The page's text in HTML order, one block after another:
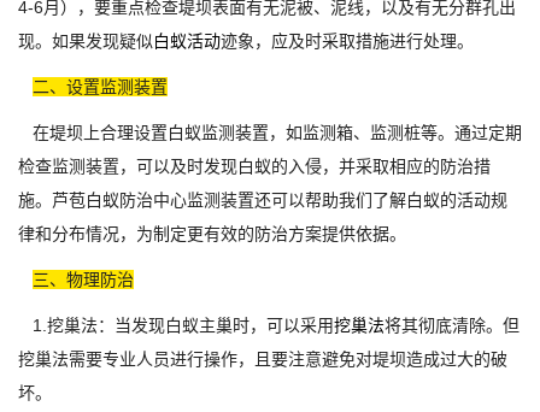
4-6月），要重点检查堤坝表面有无泥被、泥线，以及有无分群孔出
现。如果发现疑似白蚁活动迹象，应及时采取措施进行处理。
二、设置监测装置
在堤坝上合理设置白蚁监测装置，如监测箱、监测桩等。通过定期
检查监测装置，可以及时发现白蚁的入侵，并采取相应的防治措
施。芦苞白蚁防治中心监测装置还可以帮助我们了解白蚁的活动规
律和分布情况，为制定更有效的防治方案提供依据。
三、物理防治
1.挖巢法：当发现白蚁主巢时，可以采用挖巢法将其彻底清除。但
挖巢法需要专业人员进行操作，且要注意避免对堤坝造成过大的破
坏。